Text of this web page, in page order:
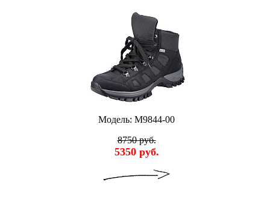
Модель: M9844-00
8750 руб.
5350 руб.